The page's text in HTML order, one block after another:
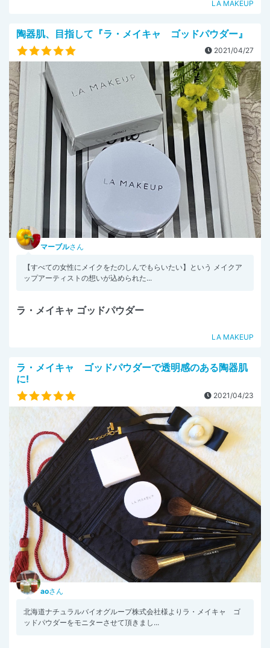
LA MAKEUP
陶器肌、目指して『ラ・メイキャ ゴッドパウダー』
2021/04/27
マーブルさん
【すべての女性にメイクをたのしんでもらいたい】という メイクア
ップアーティストの想いが込められた...
ラ・メイキャ ゴッドパウダー
LA MAKEUP
ラ・メイキャ ゴッドパウダーで透明感のある陶器肌
に!
2021/04/23
aoさん
北海道ナチュラルバイオグループ株式会社様よりラ・メイキャ ゴ
ッドパウダーをモニターさせて頂きまし...